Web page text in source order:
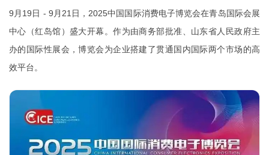
9月19日 - 9月21日，2025中国国际消费电子博览会在青岛国际会展
中心（红岛馆）盛大开幕。作为由商务部批准、山东省人民政府主
办的国际性展会，博览会为企业搭建了贯通国内国际两个市场的高
效平台。